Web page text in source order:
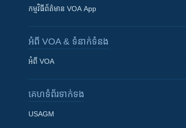
កម្មវិធី​ព័ត៌មាន VOA App
អំពី​ VOA & ទំនាក់ទំនង
អំពី​ VOA
គេហទំព័រ​​ទាក់ទង
USAGM